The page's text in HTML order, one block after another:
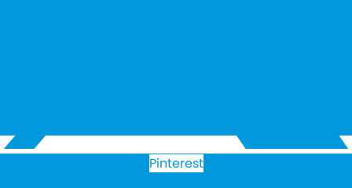
Pinterest